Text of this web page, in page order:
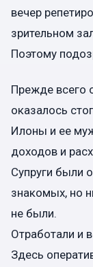
вечер
зрительном
Поэтому
Прежде всего
оказалось
Илоны и ее
доходов и
Супруги были
знакомых, но
не были.
Отработали и
Здесь